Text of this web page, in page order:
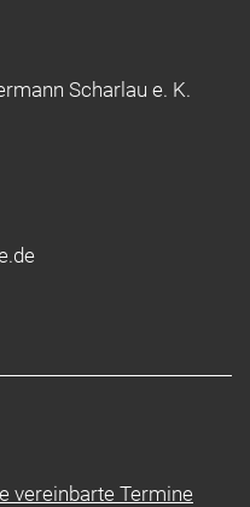
Scharlau e. K.
vereinbarte Termine